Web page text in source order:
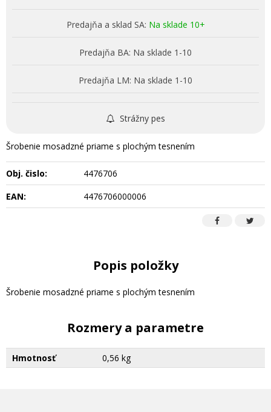
Predajňa a sklad SA: Na sklade 10+
Predajňa BA: Na sklade 1-10
Predajňa LM: Na sklade 1-10
Strážny pes
Šrobenie mosadzné priame s plochým tesnením
Obj. čislo:
4476706
EAN:
4476706000006
Popis položky
Šrobenie mosadzné priame s plochým tesnením
Rozmery a parametre
Hmotnosť 0,56 kg